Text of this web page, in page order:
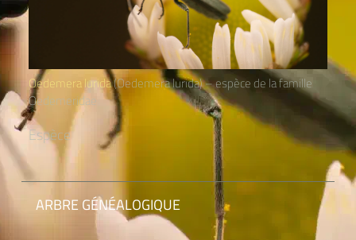
Oedemera lurida(Oedemera lurida) – espèce de la famille
Oedemeridae
Espèce
ARBRE GÉNÉALOGIQUE